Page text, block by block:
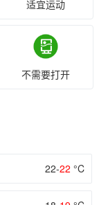
适宜运动
不需要打开
22-22 °C